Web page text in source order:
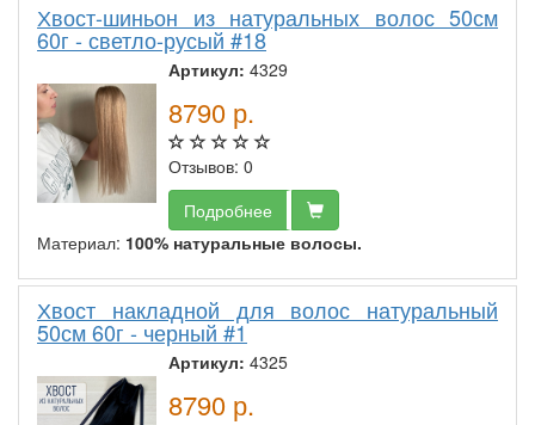
Хвост-шиньон из натуральных волос 50см
60г - светло-русый #18
Артикул: 4329
8790 р.
Отзывов: 0
Подробнее
Материал: 100% натуральные волосы.
Хвост накладной для волос натуральный
50см 60г - черный #1
Артикул: 4325
8790 р.